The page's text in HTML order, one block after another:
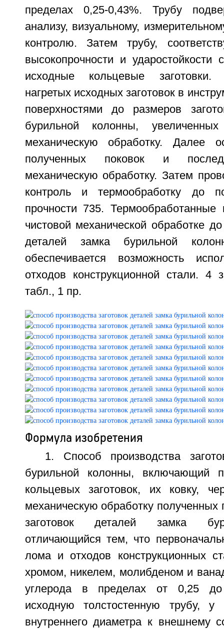
пределах 0,25-0,43%. Трубу
анализу, визуальному,
контролю. Затем трубу,
высокопрочности и ударостойкости
исходные кольцевые заготовки.
нагретых исходных заготовок в
поверхностями до размеров
бурильной колонны,
механическую обработку. Далее
полученных поковок и
механическую обработку. Затем
контроль и термообработку до
прочности 735. Термообработанные
чистовой механической обработке
деталей замка бурильной
обеспечивается возможность
отходов конструкционной стали.
табл., 1 пр.
Формула изобретения
1. Способ производства
бурильной колонны, включающий
кольцевых заготовок, их ковку,
механическую обработку полученных
заготовок деталей замка
отличающийся тем, что
лома и отходов конструкционных
хромом, никелем, молибденом и
углерода в пределах от 0,25
исходную толстостенную трубу, у
внутреннего диаметра к внешнему